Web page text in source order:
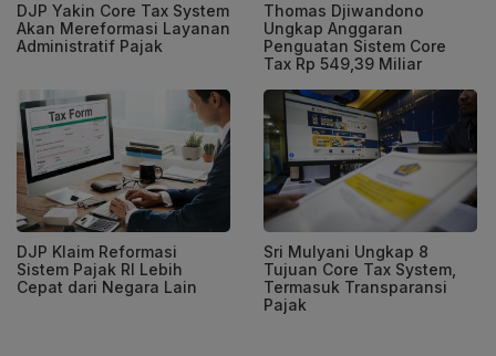
DJP Yakin Core Tax System
Akan Mereformasi Layanan
Administratif Pajak
Thomas Djiwandono
Ungkap Anggaran
Penguatan Sistem Core
Tax Rp 549,39 Miliar
DJP Klaim Reformasi
Sistem Pajak RI Lebih
Cepat dari Negara Lain
Sri Mulyani Ungkap 8
Tujuan Core Tax System,
Termasuk Transparansi
Pajak